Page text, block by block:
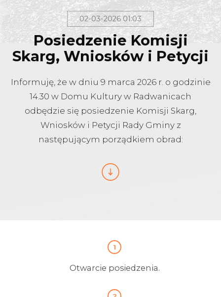
02-03-2026 01:03
Posiedzenie Komisji
Skarg, Wniosków i Petycji
Informuję, że w dniu 9 marca 2026 r. o godzinie
14.30 w Domu Kultury w Radwanicach
odbędzie się posiedzenie Komisji Skarg,
Wniosków i Petycji Rady Gminy z
następującym porządkiem obrad:
Otwarcie posiedzenia.